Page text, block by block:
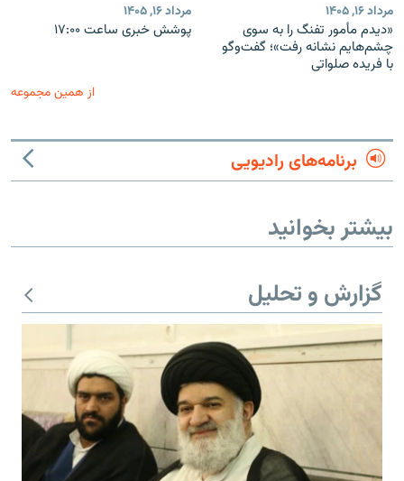
مرداد ۱۶, ۱۴۰۵
«دیدم مأمور تفنگ را به سوی
چشم‌هایم نشانه رفت»؛ گفت‌و‌گو
با فریده صلواتی
مرداد ۱۶, ۱۴۰۵
پوشش خبری ساعت ۱۷:۰۰
از همین مجموعه
برنامه‌های رادیویی
بیشتر بخوانید
گزارش و تحلیل